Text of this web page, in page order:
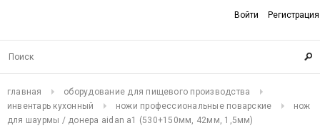
Войти Регистрация
главная
оборудование для пищевого производства
инвентарь кухонный
ножи профессиональные поварские
нож
для шаурмы / донера aidan a1 (530+150мм, 42мм, 1,5мм)